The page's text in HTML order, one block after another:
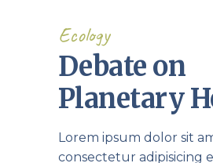
Ecology
Debate on
Planetary
Lorem ipsum dolor sit
consectetur adipisicing